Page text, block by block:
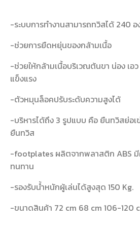
-ระบบการทำงานสามารถทวิสได้ 240 อ
-ช่วยการยืดหยุ่นของกล้ามเนื้อ
-ช่วยให้กล้ามเนื้อบริเวณต้นขา น่อง เอ
แข็งแรง
-ตัวหมุนล็อคปรับระดับความสูงได้
-บริหารได้ถึง 3 รูปแบบ คือ ยืนทวิสย่อเ
ยืนทวิส
-footplates ผลิตจากพลาสติก ABS
ทนทาน
-รองรับน้ำหนักผู้เล่นได้สูงสุด 150 Kg.
-ขนาดสินค้า 72 cm 68 cm 106-120